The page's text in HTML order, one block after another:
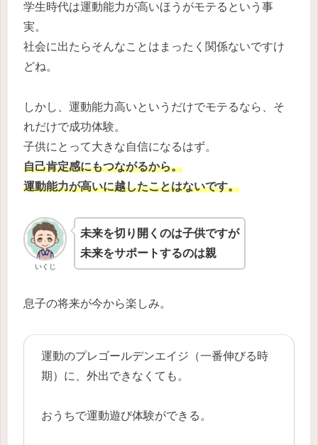
学生時代は運動能力が高いほうがモテるという事
実。
社会に出たらそんなことはまったく関係ないですけ
どね。
しかし、運動能力高いというだけでモテるなら、そ
れだけで成功体験。
子供にとって大きな自信になるはず。
自己肯定感にもつながるから。
運動能力が高いに越したことはないです。
いくじ
未来を切り開くのは子供ですが
未来をサポートするのは親
息子の将来が今から楽しみ。
運動のプレゴールデンエイジ（一番伸びる時
期）に、外出できなくても。
おうちで運動遊び体験ができる。